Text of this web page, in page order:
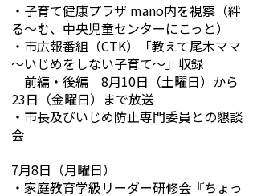
・子育て健康プラザ mano内を視察（絆
る～む、中央児童センターにこっと）
・市広報番組（CTK）「教えて尾木ママ
～いじめをしない子育て～」収録
前編・後編 8月10日（土曜日）から
23日（金曜日）まで放送
・市長及びいじめ防止専門委員との懇談
会
7月8日（月曜日）
・家庭教育学級リーダー研修会『ちょっ